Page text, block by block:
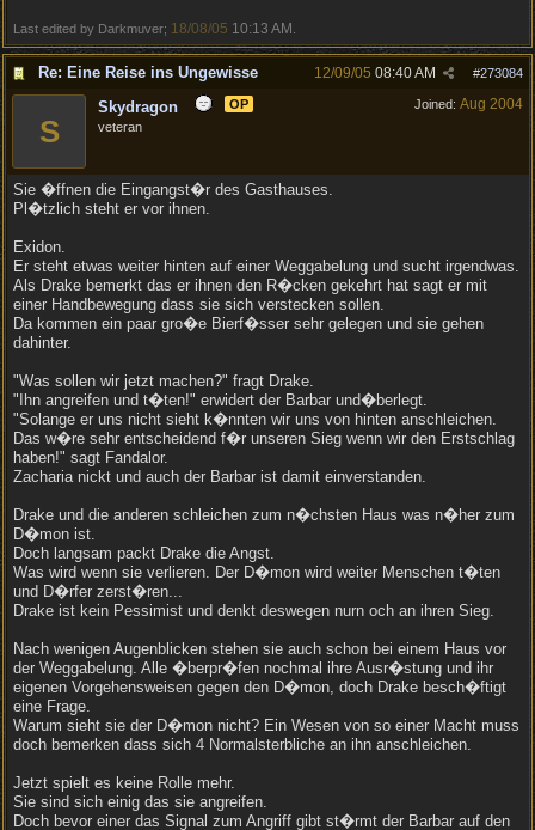
Last edited by Darkmuver; 18/08/05 10:13 AM
Re: Eine Reise ins Ungewisse #273084
12/09/05 08:40 AM
Joined: Aug 2004
S
Skydragon
OP
veteran
Sie �ffnen die Eingangst�r des Gasthauses.
Pl�tzlich steht er vor ihnen.
Exidon.
Er steht etwas weiter hinten auf einer Weggabelung und sucht irgendwas.
Als Drake bemerkt das er ihnen den R�cken gekehrt hat sagt er mit
einer Handbewegung dass sie sich verstecken sollen.
Da kommen ein paar gro�e Bierf�sser sehr gelegen und sie gehen
dahinter.
"Was sollen wir jetzt machen?" fragt Drake.
"Ihn angreifen und t�ten!" erwidert der Barbar und�berlegt.
"Solange er uns nicht sieht k�nnten wir uns von hinten anschleichen.
Das w�re sehr entscheidend f�r unseren Sieg wenn wir den Erstschlag
haben!" sagt Fandalor.
Zacharia nickt und auch der Barbar ist damit einverstanden.
Drake und die anderen schleichen zum n�chsten Haus was n�her zum
D�mon ist.
Doch langsam packt Drake die Angst.
Was wird wenn sie verlieren. Der D�mon wird weiter Menschen t�ten
und D�rfer zerst�ren...
Drake ist kein Pessimist und denkt deswegen nurn och an ihren Sieg.
Nach wenigen Augenblicken stehen sie auch schon bei einem Haus vor
der Weggabelung. Alle �berpr�fen nochmal ihre Ausr�stung und ihr
eigenen Vorgehensweisen gegen den D�mon, doch Drake besch�ftigt
eine Frage.
Warum sieht sie der D�mon nicht? Ein Wesen von so einer Macht muss
doch bemerken dass sich 4 Normalsterbliche an ihn anschleichen.
Jetzt spielt es keine Rolle mehr.
Sie sind sich einig das sie angreifen.
Doch bevor einer das Signal zum Angriff gibt st�rmt der Barbar auf den